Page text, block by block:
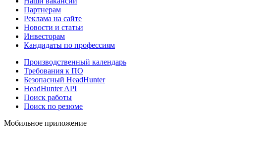
Партнерам
Реклама на сайте
Новости и статьи
Инвесторам
Кандидаты по профессиям
Производственный календарь
Требования к ПО
Безопасный HeadHunter
HeadHunter API
Поиск работы
Поиск по резюме
Мобильное приложение